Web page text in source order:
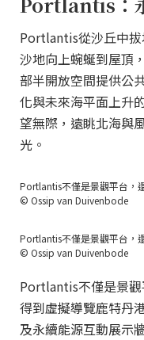
Portlantis從沙丘中
沙地向上蜿蜒到屋頂
部半開放空間提供公
化與未來海平面上升
望無際，遠眺北海與
光。
Portlantis不僅是景觀平台，
© Ossip van Duivenbode
Portlantis不僅是景觀平台，
© Ossip van Duivenbode
Portlantis不僅是景
得到虛擬導覽鹿特丹
及永續能源互動展示